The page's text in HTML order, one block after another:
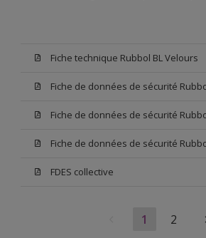
Fiche technique Rubbol BL Velours
FDES collective
1 2